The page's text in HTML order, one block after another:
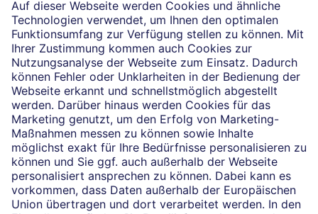
Die selbstständigen Finanzberater:innen beraten in
Finanzgeschäften, die sie für die Deutsche Bank AG
vermitteln dürfen. Das Einverständnis zu den dabei
vermittelten Verträgen sowie in diesem
Zusammenhang erforderliche Erklärungen werden
stets rechtsverbindlich nur durch die Deutsche Bank
AG oder durch die mit ihr kooperierenden
Produktpartner gegeben.
Impressum
Rechtliche Hinweise